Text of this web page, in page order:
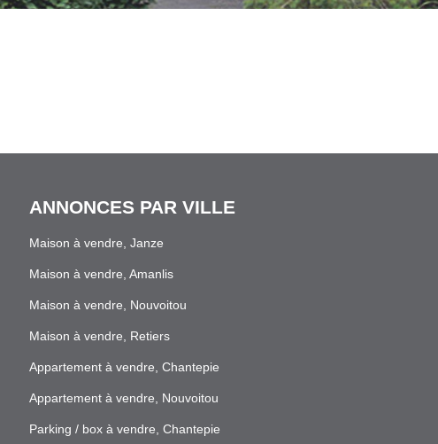
ANNONCES PAR VILLE
Maison à vendre, Janze
Maison à vendre, Amanlis
Maison à vendre, Nouvoitou
Maison à vendre, Retiers
Appartement à vendre, Chantepie
Appartement à vendre, Nouvoitou
Parking / box à vendre, Chantepie